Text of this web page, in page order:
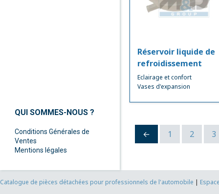
QUI SOMMES-NOUS ?
Conditions Générales de
Ventes
Mentions légales
Réservoir liquide de
refroidissement
Eclairage et confort
Vases d'expansion
← 1 2 3
Catalogue de pièces détachées pour professionnels de l'automobile |